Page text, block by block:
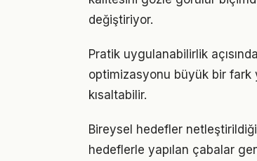
değiştiriyor.
Pratik uygulanabilirlik
optimizasyonu büyük bir fark
kısaltabilir.
Bireysel hedefler
hedeflerle yapılan çabalar